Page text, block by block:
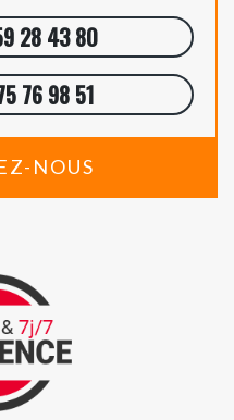
28 43 80
76 98 51
NOUS